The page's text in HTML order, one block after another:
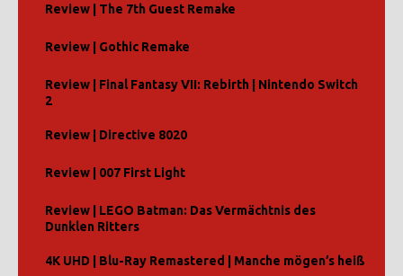
Review | The 7th Guest Remake
Review | Gothic Remake
Review | Final Fantasy VII: Rebirth | Nintendo Switch
2
Review | Directive 8020
Review | 007 First Light
Review | LEGO Batman: Das Vermächtnis des
Dunklen Ritters
4K UHD | Blu-Ray Remastered | Manche mögen’s heiß